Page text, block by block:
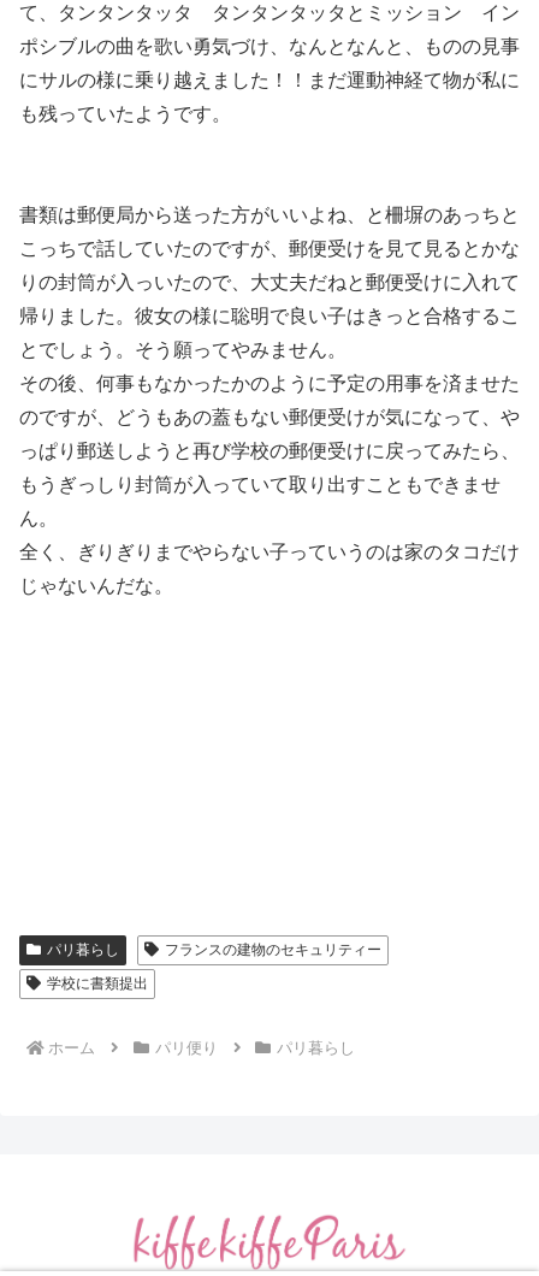
て、タンタンタッタ タンタンタッタとミッション イン
ポシブルの曲を歌い勇気づけ、なんとなんと、ものの見事
にサルの様に乗り越えました！！まだ運動神経て物が私に
も残っていたようです。
書類は郵便局から送った方がいいよね、と柵塀のあっちと
こっちで話していたのですが、郵便受けを見て見るとかな
りの封筒が入っいたので、大丈夫だねと郵便受けに入れて
帰りました。彼女の様に聡明で良い子はきっと合格するこ
とでしょう。そう願ってやみません。
その後、何事もなかったかのように予定の用事を済ませた
のですが、どうもあの蓋もない郵便受けが気になって、や
っぱり郵送しようと再び学校の郵便受けに戻ってみたら、
もうぎっしり封筒が入っていて取り出すこともできませ
ん。
全く、ぎりぎりまでやらない子っていうのは家のタコだけ
じゃないんだな。
パリ暮らし
フランスの建物のセキュリティー
学校に書類提出
ホーム パリ便り パリ暮らし